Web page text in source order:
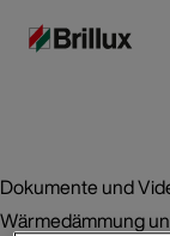
Dokumente und
Wärmedämmung